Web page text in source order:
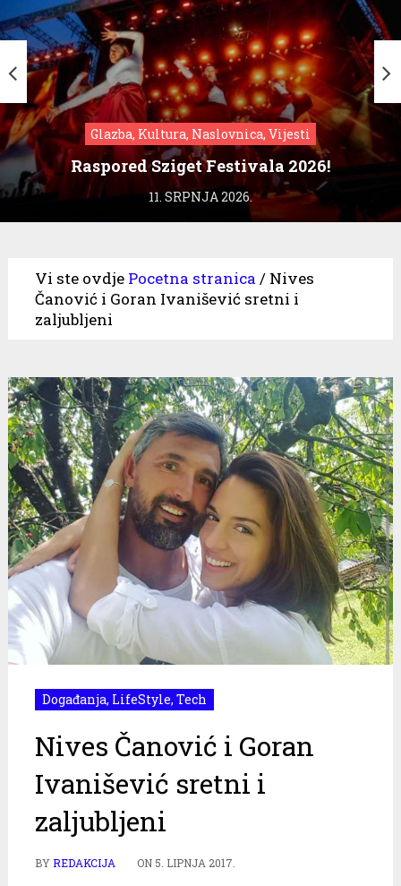
Glazba, Kultura, Naslovnica, Vijesti
Raspored Sziget Festivala 2026!
11. SRPNJA 2026.
Vi ste ovdje Pocetna stranica / Nives
Čanović i Goran Ivanišević sretni i
zaljubljeni
Događanja, LifeStyle, Tech
Nives Čanović i Goran
Ivanišević sretni i
zaljubljeni
BYREDAKCIJA ON 5. LIPNJA 2017.